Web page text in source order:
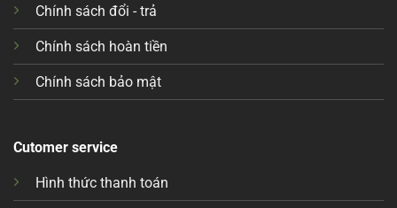
Chính sách đổi - trả
Chính sách hoàn tiền
Chính sách bảo mật
Cutomer service
Hình thức thanh toán